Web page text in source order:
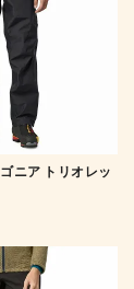
ニア トリオレッ